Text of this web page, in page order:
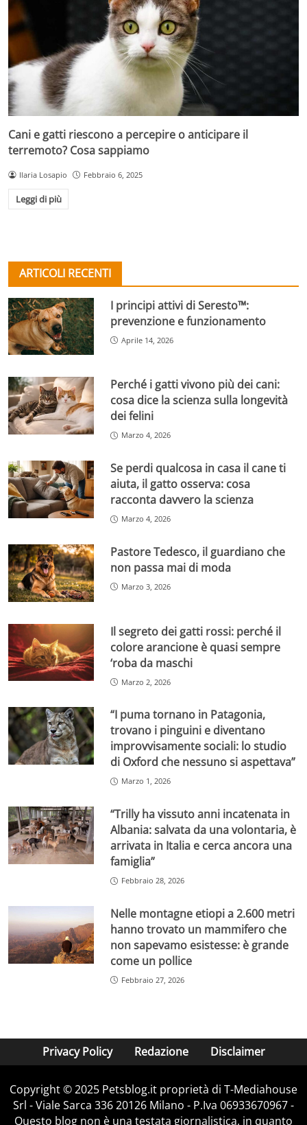
Cani e gatti riescono a percepire o anticipare il
terremoto? Cosa sappiamo
Ilaria Losapio Febbraio 6, 2025
Leggi di più
ARTICOLI RECENTI
I principi attivi di Seresto™:
prevenzione e funzionamento
Aprile 14, 2026
Perché i gatti vivono più dei cani:
cosa dice la scienza sulla longevità
dei felini
Marzo 4, 2026
Se perdi qualcosa in casa il cane ti
aiuta, il gatto osserva: cosa
racconta davvero la scienza
Marzo 4, 2026
Pastore Tedesco, il guardiano che
non passa mai di moda
Marzo 3, 2026
Il segreto dei gatti rossi: perché il
colore arancione è quasi sempre
‘roba da maschi
Marzo 2, 2026
“I puma tornano in Patagonia,
trovano i pinguini e diventano
improvvisamente sociali: lo studio
di Oxford che nessuno si aspettava”
Marzo 1, 2026
“Trilly ha vissuto anni incatenata in
Albania: salvata da una volontaria, è
arrivata in Italia e cerca ancora una
famiglia”
Febbraio 28, 2026
Nelle montagne etiopi a 2.600 metri
hanno trovato un mammifero che
non sapevamo esistesse: è grande
come un pollice
Febbraio 27, 2026
Privacy Policy Redazione Disclaimer
Copyright © 2025 Petsblog.it proprietà di T-Mediahouse
Srl - Viale Sarca 336 20126 Milano - P.Iva 06933670967 -
Questo blog non è una testata giornalistica, in quanto